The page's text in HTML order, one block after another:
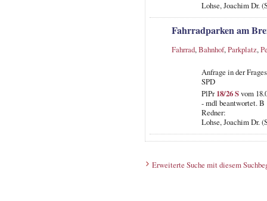
Lohse, Joachim Dr.
Fahrradparken am
Fahrrad,Bahnhof,Parkplatz,
Anfrage in der
SPD
PlPr18/26 Svom
- mdl beantwortet. B
Redner:
Lohse, Joachim Dr.
Erweiterte Suche mit diesem